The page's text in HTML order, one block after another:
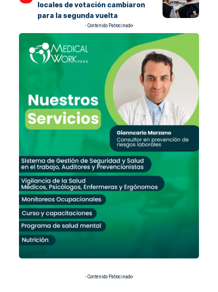
locales de votación cambiaron
para la segunda vuelta
- Contenido Patrocinado-
- Contenido Patrocinado-